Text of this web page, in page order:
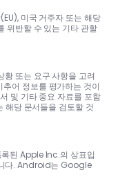
미국 거주자 또는 해당
위반할 수 있는 기타 관할
황 또는 요구 사항을 고려
어 정보를 평가하는 것이
및 기타 중요 자료를 포함
해당 문서들을 검토할 것
된 Apple Inc.의 상표입
다. Android는 Google